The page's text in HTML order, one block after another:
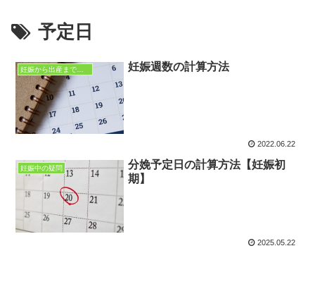
予定日
妊娠から出産までのロードマップ 妊娠週数の計算方法
2022.06.22
妊娠中の疑問
分娩予定日の計算方法【妊娠初
期】
2025.05.22